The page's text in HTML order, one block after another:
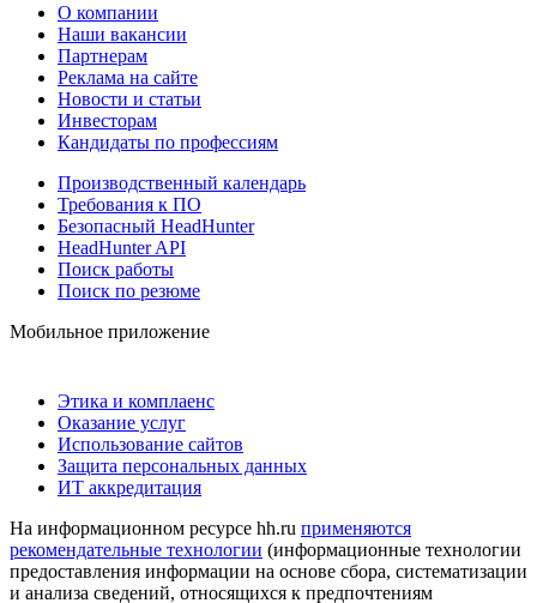
О компании
Наши вакансии
Партнерам
Реклама на сайте
Новости и статьи
Инвесторам
Кандидаты по профессиям
Производственный календарь
Требования к ПО
Безопасный HeadHunter
HeadHunter API
Поиск работы
Поиск по резюме
Мобильное приложение
Этика и комплаенс
Оказание услуг
Использование сайтов
Защита персональных данных
ИТ аккредитация
На информационном ресурсе hh.ru применяются
рекомендательные технологии (информационные технологии
предоставления информации на основе сбора, систематизации
и анализа сведений, относящихся к предпочтениям